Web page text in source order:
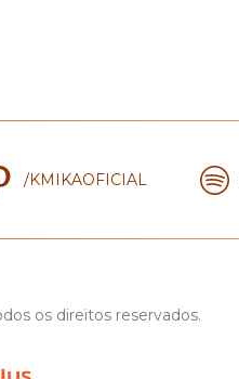
/KMIKAOFICIAL
os direitos reservados.